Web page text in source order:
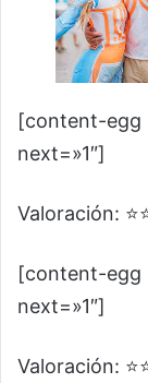
[content-
next=»1″]
Valoración:
[content-
next=»1″]
Valoración: